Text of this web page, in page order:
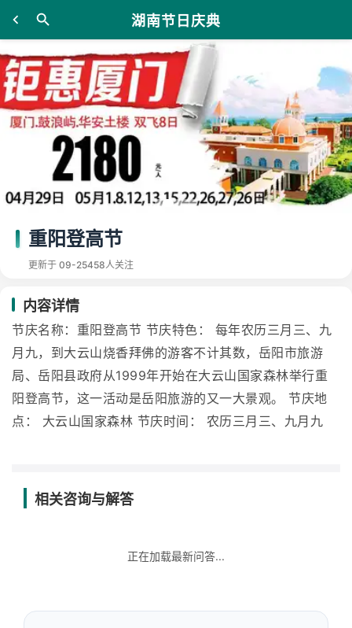
湖南节日庆典
重阳登高节
更新于 09-25458人关注
内容详情
节庆名称：重阳登高节 节庆特色： 每年农历三月三、九
月九，到大云山烧香拜佛的游客不计其数，岳阳市旅游
局、岳阳县政府从1999年开始在大云山国家森林举行重
阳登高节，这一活动是岳阳旅游的又一大景观。 节庆地
点： 大云山国家森林 节庆时间： 农历三月三、九月九
相关咨询与解答
正在加载最新问答...